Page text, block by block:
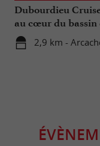
Dubourdieu
au cœur du bassin
2,9 km -